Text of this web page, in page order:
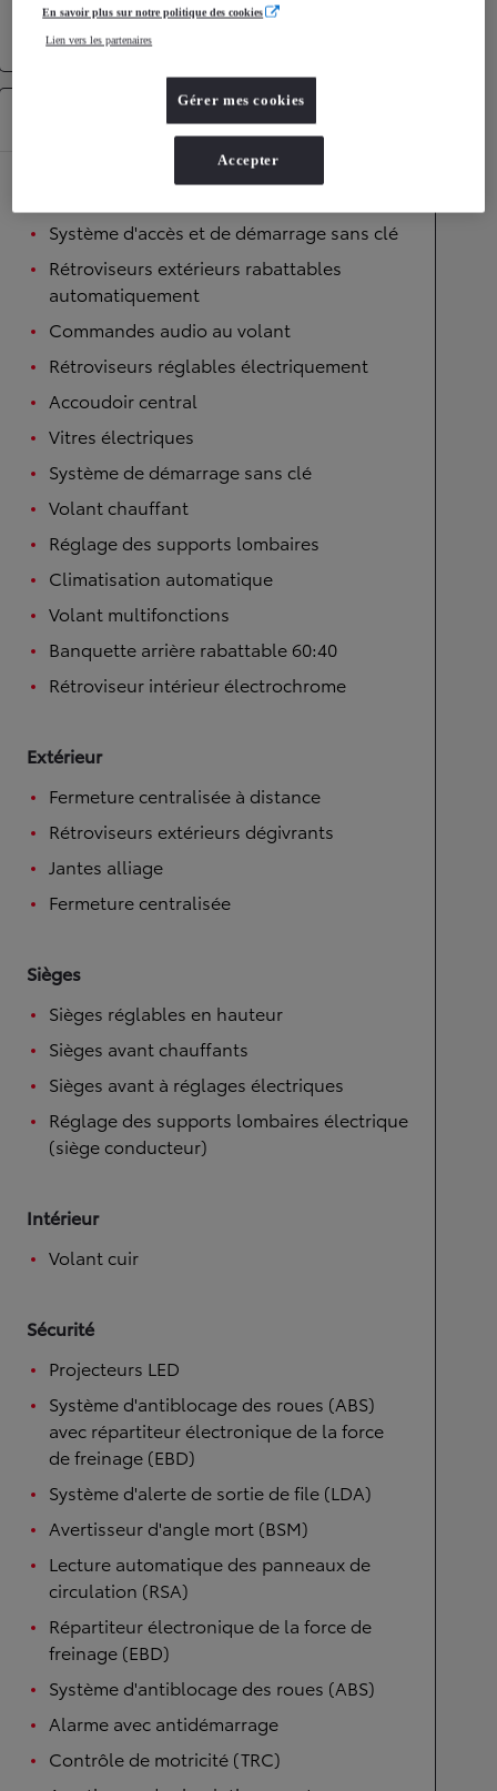
Roues motrices
Roues motrices avant
Transmission
Système d'accès et de démarrage sans clé
Rétroviseurs extérieurs rabattables
automatiquement
Commandes audio au volant
Rétroviseurs réglables électriquement
Accoudoir central
Vitres électriques
Système de démarrage sans clé
Volant chauffant
Réglage des supports lombaires
Climatisation automatique
Volant multifonctions
Banquette arrière rabattable 60:40
Rétroviseur intérieur électrochrome
Extérieur
Fermeture centralisée à distance
Rétroviseurs extérieurs dégivrants
Jantes alliage
Fermeture centralisée
Sièges
Sièges réglables en hauteur
Sièges avant chauffants
Sièges avant à réglages électriques
Réglage des supports lombaires électrique
(siège conducteur)
Intérieur
Volant cuir
Sécurité
Projecteurs LED
Système d'antiblocage des roues (ABS)
avec répartiteur électronique de la force
de freinage (EBD)
Système d'alerte de sortie de file (LDA)
Avertisseur d'angle mort (BSM)
Lecture automatique des panneaux de
circulation (RSA)
Répartiteur électronique de la force de
freinage (EBD)
Système d'antiblocage des roues (ABS)
Alarme avec antidémarrage
Contrôle de motricité (TRC)
En savoir plus sur notre politique des cookies
Lien vers les partenaires
Gérer mes cookies
Accepter